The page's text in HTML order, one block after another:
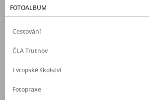
FOTOALBUM
Cestování
ČLA Trutnov
Evropské školství
Fotopraxe